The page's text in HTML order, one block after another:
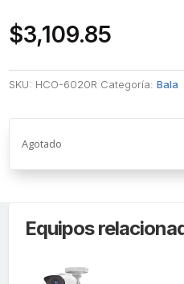
$3,109.85
SKU: HCO-6020R Categoría:Bala
Agotado
Equipos